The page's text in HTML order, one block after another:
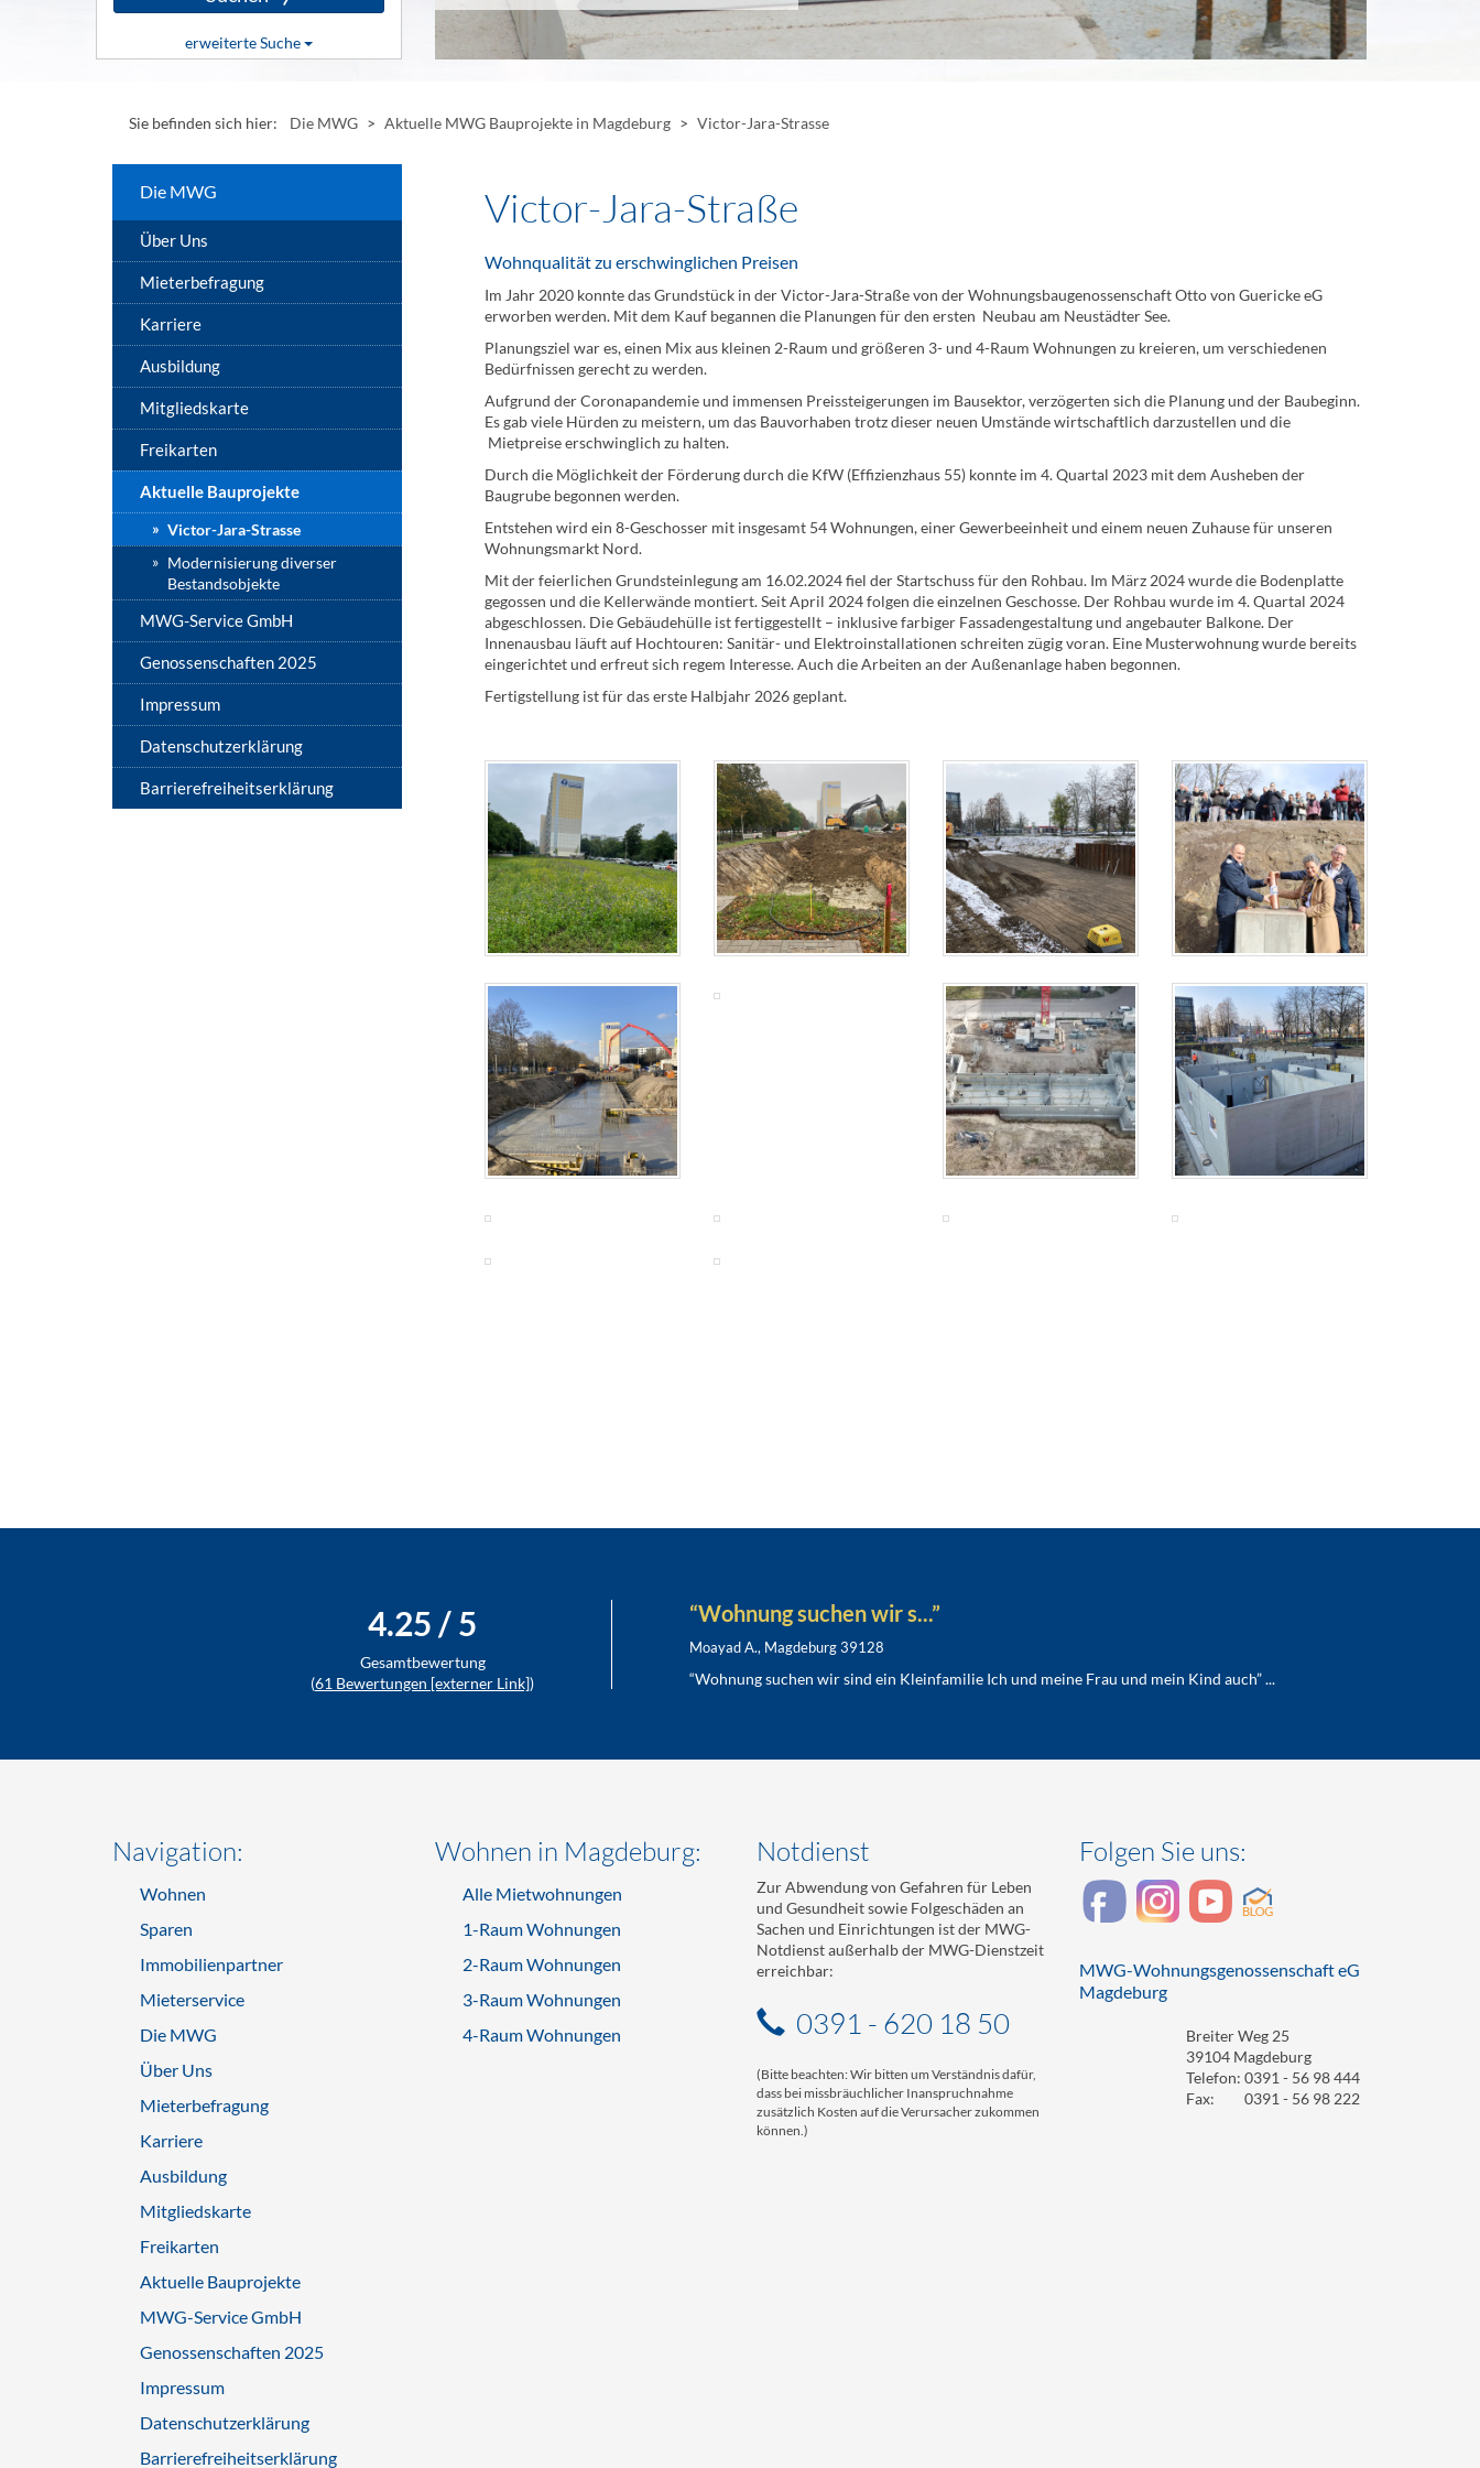
Suche
erweiterte Suche
hier,
um
Suchoptionen
anzuzeigen
auszublenden
Sie befinden sich hier: Die MWG > Aktuelle MWG Bauprojekte in Magdeburg > Victor-Jara-Strasse
Victor-Jara-Straße
Wohnqualität zu erschwinglichen Preisen
Im Jahr 2020 konnte das Grundstück in der Victor-Jara-Straße von der Wohnungsbaugenossenschaft Otto von Guericke eG
erworben werden. Mit dem Kauf begannen die Planungen für den ersten Neubau am Neustädter See.
Planungsziel war es, einen Mix aus kleinen 2-Raum und größeren 3- und 4-Raum Wohnungen zu kreieren, um verschiedenen
Bedürfnissen gerecht zu werden.
Aufgrund der Coronapandemie und immensen Preissteigerungen im Bausektor, verzögerten sich die Planung und der Baubeginn.
Es gab viele Hürden zu meistern, um das Bauvorhaben trotz dieser neuen Umstände wirtschaftlich darzustellen und die
Mietpreise erschwinglich zu halten.
Durch die Möglichkeit der Förderung durch die KfW (Effizienzhaus 55) konnte im 4. Quartal 2023 mit dem Ausheben der
Baugrube begonnen werden.
Entstehen wird ein 8-Geschosser mit insgesamt 54 Wohnungen, einer Gewerbeeinheit und einem neuen Zuhause für unseren
Wohnungsmarkt Nord.
Mit der feierlichen Grundsteinlegung am 16.02.2024 fiel der Startschuss für den Rohbau. Im März 2024 wurde die Bodenplatte
gegossen und die Kellerwände montiert. Seit April 2024 folgen die einzelnen Geschosse. Der Rohbau wurde im 4. Quartal 2024
abgeschlossen. Die Gebäudehülle ist fertiggestellt – inklusive farbiger Fassadengestaltung und angebauter Balkone. Der
Innenausbau läuft auf Hochtouren: Sanitär- und Elektroinstallationen schreiten zügig voran. Eine Musterwohnung wurde bereits
eingerichtet und erfreut sich regem Interesse. Auch die Arbeiten an der Außenanlage haben begonnen.
Fertigstellung ist für das erste Halbjahr 2026 geplant.
Die MWG
Über Uns
Mieterbefragung
Karriere
Ausbildung
Mitgliedskarte
Freikarten
Aktuelle Bauprojekte
Victor-Jara-Strasse
Modernisierung diverser
Bestandsobjekte
MWG-Service GmbH
Genossenschaften 2025
Impressum
Datenschutzerklärung
Barrierefreiheitserklärung
4.25/ 5
Gesamtbewertung
(61 Bewertungen [externer Link])
“Wohnung suchen wir s...”
Moayad A., Magdeburg 39128
“Wohnung suchen wir sind ein Kleinfamilie Ich und meine Frau und mein Kind auch” ...
Navigation:
Wohnen
Sparen
Immobilienpartner
Mieterservice
Die MWG
Über Uns
Mieterbefragung
Karriere
Ausbildung
Mitgliedskarte
Freikarten
Aktuelle Bauprojekte
MWG-Service GmbH
Genossenschaften 2025
Impressum
Datenschutzerklärung
Barrierefreiheitserklärung
Wohnen in Magdeburg:
Alle Mietwohnungen
1-Raum Wohnungen
2-Raum Wohnungen
3-Raum Wohnungen
4-Raum Wohnungen
Notdienst
Zur Abwendung von Gefahren für Leben
und Gesundheit sowie Folgeschäden an
Sachen und Einrichtungen ist der MWG-
Notdienst außerhalb der MWG-Dienstzeit
erreichbar:
0391 - 620 18 50
(Bitte beachten: Wir bitten um Verständnis dafür,
dass bei missbräuchlicher Inanspruchnahme
zusätzlich Kosten auf die Verursacher zukommen
können.)
Folgen Sie uns:
MWG-Wohnungsgenossenschaft eG
Magdeburg
Breiter Weg 25
39104 Magdeburg
Telefon: 0391 - 56 98 444
Fax:
0391 - 56 98 222